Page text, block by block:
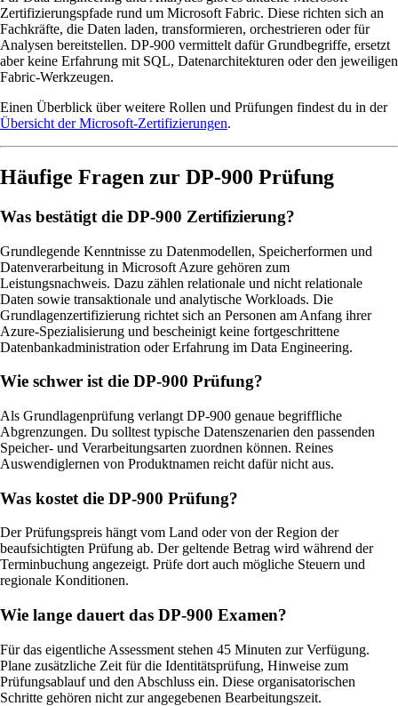
Zertifizierungspfade rund um Microsoft Fabric. Diese richten sich an
Fachkräfte, die Daten laden, transformieren, orchestrieren oder für
Analysen bereitstellen. DP-900 vermittelt dafür Grundbegriffe, ersetzt
aber keine Erfahrung mit SQL, Datenarchitekturen oder den jeweiligen
Fabric-Werkzeugen.
Einen Überblick über weitere Rollen und Prüfungen findest du in der
Übersicht der Microsoft-Zertifizierungen.
Häufige Fragen zur DP-900 Prüfung
Was bestätigt die DP-900 Zertifizierung?
Grundlegende Kenntnisse zu Datenmodellen, Speicherformen und
Datenverarbeitung in Microsoft Azure gehören zum
Leistungsnachweis. Dazu zählen relationale und nicht relationale
Daten sowie transaktionale und analytische Workloads. Die
Grundlagenzertifizierung richtet sich an Personen am Anfang ihrer
Azure-Spezialisierung und bescheinigt keine fortgeschrittene
Datenbankadministration oder Erfahrung im Data Engineering.
Wie schwer ist die DP-900 Prüfung?
Als Grundlagenprüfung verlangt DP-900 genaue begriffliche
Abgrenzungen. Du solltest typische Datenszenarien den passenden
Speicher- und Verarbeitungsarten zuordnen können. Reines
Auswendiglernen von Produktnamen reicht dafür nicht aus.
Was kostet die DP-900 Prüfung?
Der Prüfungspreis hängt vom Land oder von der Region der
beaufsichtigten Prüfung ab. Der geltende Betrag wird während der
Terminbuchung angezeigt. Prüfe dort auch mögliche Steuern und
regionale Konditionen.
Wie lange dauert das DP-900 Examen?
Für das eigentliche Assessment stehen 45 Minuten zur Verfügung.
Plane zusätzliche Zeit für die Identitätsprüfung, Hinweise zum
Prüfungsablauf und den Abschluss ein. Diese organisatorischen
Schritte gehören nicht zur angegebenen Bearbeitungszeit.